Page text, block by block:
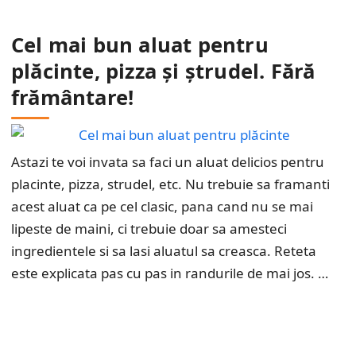
Cel mai bun aluat pentru
plăcinte, pizza și ștrudel. Fără
frământare!
Astazi te voi invata sa faci un aluat delicios pentru
placinte, pizza, strudel, etc. Nu trebuie sa framanti
acest aluat ca pe cel clasic, pana cand nu se mai
lipeste de maini, ci trebuie doar sa amesteci
ingredientele si sa lasi aluatul sa creasca. Reteta
este explicata pas cu pas in randurile de mai jos. …